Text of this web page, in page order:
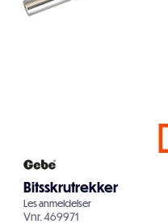
Bitsskrutrekker
Lesanmeldelser
Vnr.469971